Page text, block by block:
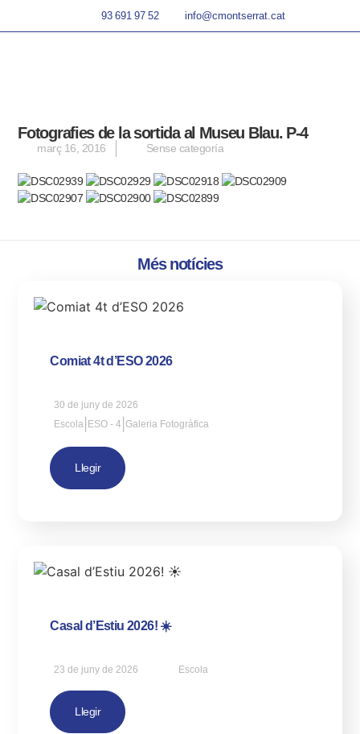
93 691 97 52 info@cmontserrat.cat
Fotografies de la sortida al Museu Blau. P-4
març 16, 2016 Sense categoría
Més notícies
Comiat 4t d’ESO 2026
30 de juny de 2026
Escola ESO - 4 |Galeria Fotogràfica
Llegir
Casal d’Estiu 2026! ☀️
23 de juny de 2026 Escola
Llegir